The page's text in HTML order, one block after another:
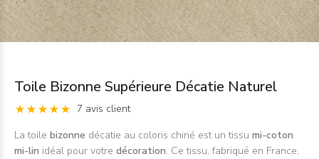
Toile Bizonne Supérieure Décatie Naturel
7 avis client
La toile bizonne décatie au coloris chiné est un tissu mi-coton
mi-lin idéal pour votre décoration. Ce tissu, fabriqué en France,